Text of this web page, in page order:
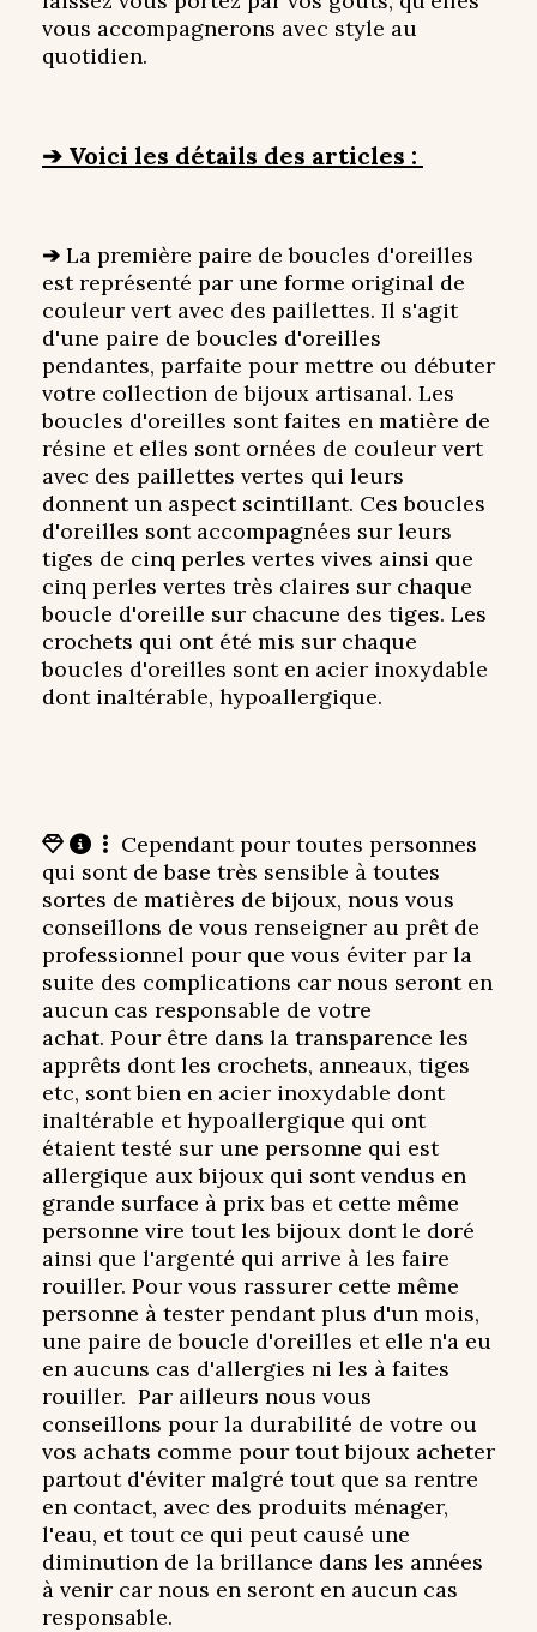
vous accompagnerons avec style au
quotidien.
➔ Voici les détails des articles :
➔ La première paire de boucles d'oreilles
est représenté par une forme original de
couleur vert avec des paillettes. Il s'agit
d'une paire de boucles d'oreilles
pendantes, parfaite pour mettre ou débuter
votre collection de bijoux artisanal. Les
boucles d'oreilles sont faites en matière de
résine et elles sont ornées de couleur vert
avec des paillettes vertes qui leurs
donnent un aspect scintillant. Ces boucles
d'oreilles sont accompagnées sur leurs
tiges de cinq perles vertes vives ainsi que
cinq perles vertes très claires sur chaque
boucle d'oreille sur chacune des tiges. Les
crochets qui ont été mis sur chaque
boucles d'oreilles sont en acier inoxydable
dont inaltérable, hypoallergique.
  
Cependant pour toutes personnes
qui sont de base très sensible à toutes
sortes de matières de bijoux, nous vous
conseillons de vous renseigner au prêt de
professionnel pour que vous éviter par la
suite des complications car nous seront en
aucun cas responsable de votre
achat. Pour être dans la transparence les
apprêts dont les crochets, anneaux, tiges
etc, sont bien en acier inoxydable dont
inaltérable et hypoallergique qui ont
étaient testé sur une personne qui est
allergique aux bijoux qui sont vendus en
grande surface à prix bas et cette même
personne vire tout les bijoux dont le doré
ainsi que l'argenté qui arrive à les faire
rouiller. Pour vous rassurer cette même
personne à tester pendant plus d'un mois,
une paire de boucle d'oreilles et elle n'a eu
en aucuns cas d'allergies ni les à faites
rouiller. Par ailleurs nous vous
conseillons pour la durabilité de votre ou
vos achats comme pour tout bijoux acheter
partout d'éviter malgré tout que sa rentre
en contact, avec des produits ménager,
l'eau, et tout ce qui peut causé une
diminution de la brillance dans les années
à venir car nous en seront en aucun cas
responsable.